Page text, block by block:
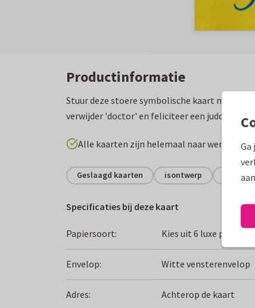
Productinformatie
Stuur deze stoere symbolische kaart met
verwijder 'doctor' en feliciteer een judoka met
Alle kaarten zijn helemaal naar wens aan
Geslaagd kaarten isontwerp
Specificaties bij deze kaart
Papiersoort: Kies uit 6 luxe
Envelop: Witte vensterenvelop
Adres: Achterop de kaart
Ga